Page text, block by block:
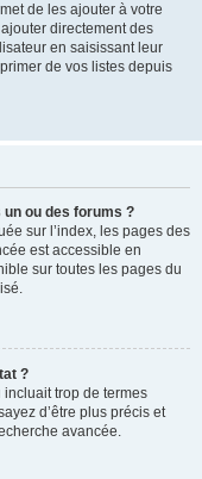
de les ajouter à votre
directement des
en saisissant leur
de vos listes depuis
ou des forums ?
sur l’index, les pages des
est accessible en
sur toutes les pages du
?
trop de termes
d’être plus précis et
avancée.